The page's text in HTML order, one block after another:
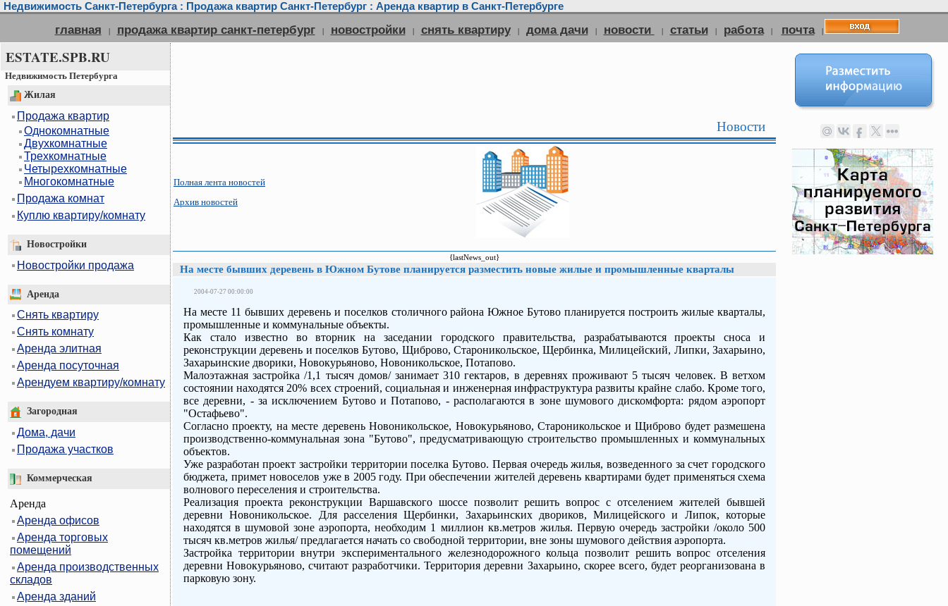
Недвижимость Санкт-Петербурга : Продажа квартир Санкт-Петербург : Аренда квартир в Санкт-Петербурге
главная | продажа квартир санкт-петербург | новостройки | снять квартиру | дома дачи | новости | статьи | работа | почта |
ESTATE.SPB.RU
Недвижимость Петербурга
Жилая
Продажа квартир
Однокомнатные
Двухкомнатные
Трехкомнатные
Четырехкомнатные
Многокомнатные
Продажа комнат
Куплю квартиру/комнату
Новостройки
Новостройки продажа
Аренда
Снять квартиру
Снять комнату
Аренда элитная
Аренда посуточная
Арендуем квартиру/комнату
Загородная
Дома, дачи
Продажа участков
Коммерческая
Аренда
Аренда офисов
Аренда торговых
помещений
Аренда производственных
складов
Аренда зданий
Новости
Полная лента новостей
Архив новостей
{lastNews_out}
На месте бывших деревень в Южном Бутове планируется разместить новые жилые и промышленные кварталы
2004-07-27 00:00:00
На месте 11 бывших деревень и поселков столичного района Южное Бутово планируется построить жилые кварталы,
промышленные и коммунальные объекты.
Как стало известно во вторник на заседании городского правительства, разрабатываются проекты сноса и
реконструкции деревень и поселков Бутово, Щиброво, Староникольское, Щербинка, Милицейский, Липки, Захарьино,
Захарьинские дворики, Новокурьяново, Новоникольское, Потапово.
Малоэтажная застройка /1,1 тысяч домов/ занимает 310 гектаров, в деревнях проживают 5 тысяч человек. В ветхом
состоянии находятся 20% всех строений, социальная и инженерная инфраструктура развиты крайне слабо. Кроме того,
все деревни, - за исключением Бутово и Потапово, - располагаются в зоне шумового дискомфорта: рядом аэропорт
"Остафьево".
Согласно проекту, на месте деревень Новоникольское, Новокурьяново, Староникольское и Щиброво будет размешена
производственно-коммунальная зона "Бутово", предусматривающую строительство промышленных и коммунальных
объектов.
Уже разработан проект застройки территории поселка Бутово. Первая очередь жилья, возведенного за счет городского
бюджета, примет новоселов уже в 2005 году. При обеспечении жителей деревень квартирами будет применяться схема
волнового переселения и строительства.
Реализация проекта реконструкции Варшавского шоссе позволит решить вопрос с отселением жителей бывшей
деревни Новоникольское. Для расселения Щербинки, Захарьинских двориков, Милицейского и Липок, которые
находятся в шумовой зоне аэропорта, необходим 1 миллион кв.метров жилья. Первую очередь застройки /около 500
тысяч кв.метров жилья/ предлагается начать со свободной территории, вне зоны шумового действия аэропорта.
Застройка территории внутри экспериментального железнодорожного кольца позволит решить вопрос отселения
деревни Новокурьяново, считают разработчики. Территория деревни Захарьино, скорее всего, будет реорганизована в
парковую зону.